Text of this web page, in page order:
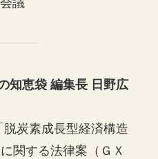
知恵袋 編集長 日野広
脱炭素成長型経済構造
関する法律案（ＧＸ